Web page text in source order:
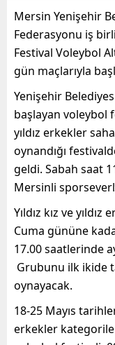
Mersin Yenişehir
Federasyonu iş
Festival Voleybol
gün maçlarıyla
Yenişehir
başlayan voleybol
yıldız erkekler
oynandığı
geldi. Sabah saat
Mersinli
Yıldız kız ve
Cuma gününe
17.00 saatlerinde
Grubunu ilk ikide
oynayacak.
18-25 Mayıs
erkekler